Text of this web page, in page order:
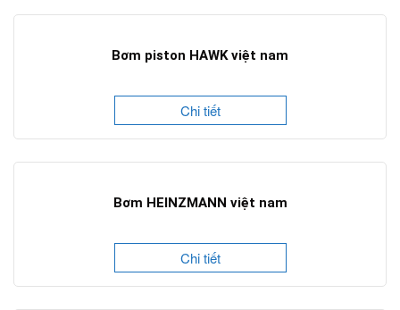
Bơm piston HAWK việt nam
Chi tiết
Bơm HEINZMANN việt nam
Chi tiết